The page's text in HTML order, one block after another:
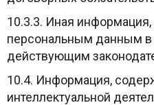
10.3.3. Иная
персональным данным в
действующим
10.4. Информация,
интеллектуальной